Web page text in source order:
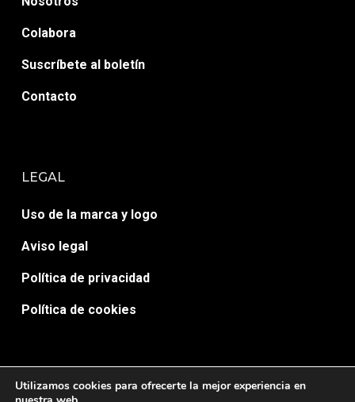
Colabora
Suscríbete al boletín
Contacto
LEGAL
Uso de la marca y logo
Aviso legal
Política de privacidad
Política de cookies
Utilizamos cookies para ofrecerte la mejor experiencia en